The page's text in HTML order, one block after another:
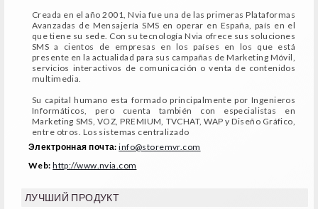
Creada en el año 2001, Nvia fue una de las primeras Plataformas
Avanzadas de Mensajería SMS en operar en España, país en el
que tiene su sede. Con su tecnología Nvia ofrece sus soluciones
SMS a cientos de empresas en los países en los que está
presente en la actualidad para sus campañas de Marketing Móvil,
servicios interactivos de comunicación o venta de contenidos
multimedia.
Su capital humano esta formado principalmente por Ingenieros
Informáticos, pero cuenta también con especialistas en
Marketing SMS, VOZ, PREMIUM, TVCHAT, WAP y Diseño Gráfico,
entre otros. Los sistemas centralizado
Электронная почта:info@storemvr.com
Web:http://www.nvia.com
ЛУЧШИЙ ПРОДУКТ